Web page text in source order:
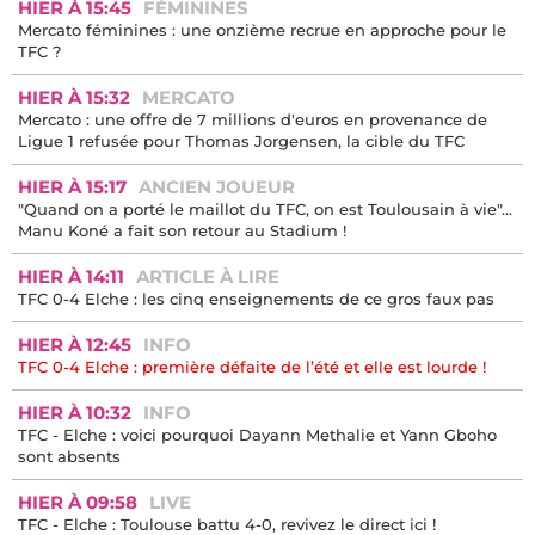
HIER À 16:00 ARTICLE À LIRE
TFC 0-4 Elche : l'intégralité du match en vidéo ici !
HIER À 15:45 FÉMININES
Mercato féminines : une onzième recrue en approche pour le
TFC ?
HIER À 15:32 MERCATO
Mercato : une offre de 7 millions d'euros en provenance de
Ligue 1 refusée pour Thomas Jorgensen, la cible du TFC
HIER À 15:17 ANCIEN JOUEUR
"Quand on a porté le maillot du TFC, on est Toulousain à vie"...
Manu Koné a fait son retour au Stadium !
HIER À 14:11 ARTICLE À LIRE
TFC 0-4 Elche : les cinq enseignements de ce gros faux pas
HIER À 12:45 INFO
TFC 0-4 Elche : première défaite de l’été et elle est lourde !
HIER À 10:32 INFO